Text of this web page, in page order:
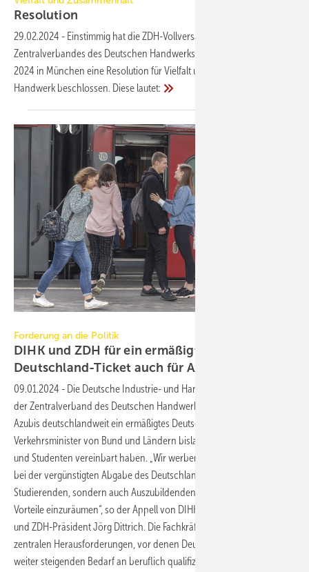
Resolution
29.02.2024 - Einstimmig hat die ZDH-Vollversammlung des
Zentralverbandes des Deutschen Handwerks (ZDH) am 29. Februar
2024 in München eine Resolution für Vielfalt und Zusammenhalt im
Handwerk beschlossen. Diese lautet:
Forderung an die Politik
DIHK und ZDH für ein ermäßigtes
Deutschland-Ticket auch für Azubis
09.01.2024 - Die Deutsche Industrie- und Handelskammer (DIHK) und
der Zentralverband des Deutschen Handwerks (ZDH) fordern auch für
Azubis deutschlandweit ein ermäßigtes Deutschland-Ticket, das die
Verkehrsminister von Bund und Ländern bislang nur für Studentinnen
und Studenten vereinbart haben. „Wir werben mit Nachdruck dafür,
bei der vergünstigten Abgabe des Deutschlandtickets nicht nur
Studierenden, sondern auch Auszubildenden bundesweit gleiche
Vorteile einzuräumen“, so der Appell von DIHK-Präsident Peter Adrian
und ZDH-Präsident Jörg Dittrich. Die Fachkräftesicherung sei eine der
zentralen Herausforderungen, vor denen Deutschland stehe. Um den
weiter steigenden Bedarf an beruflich qualifizierten Fachkräften